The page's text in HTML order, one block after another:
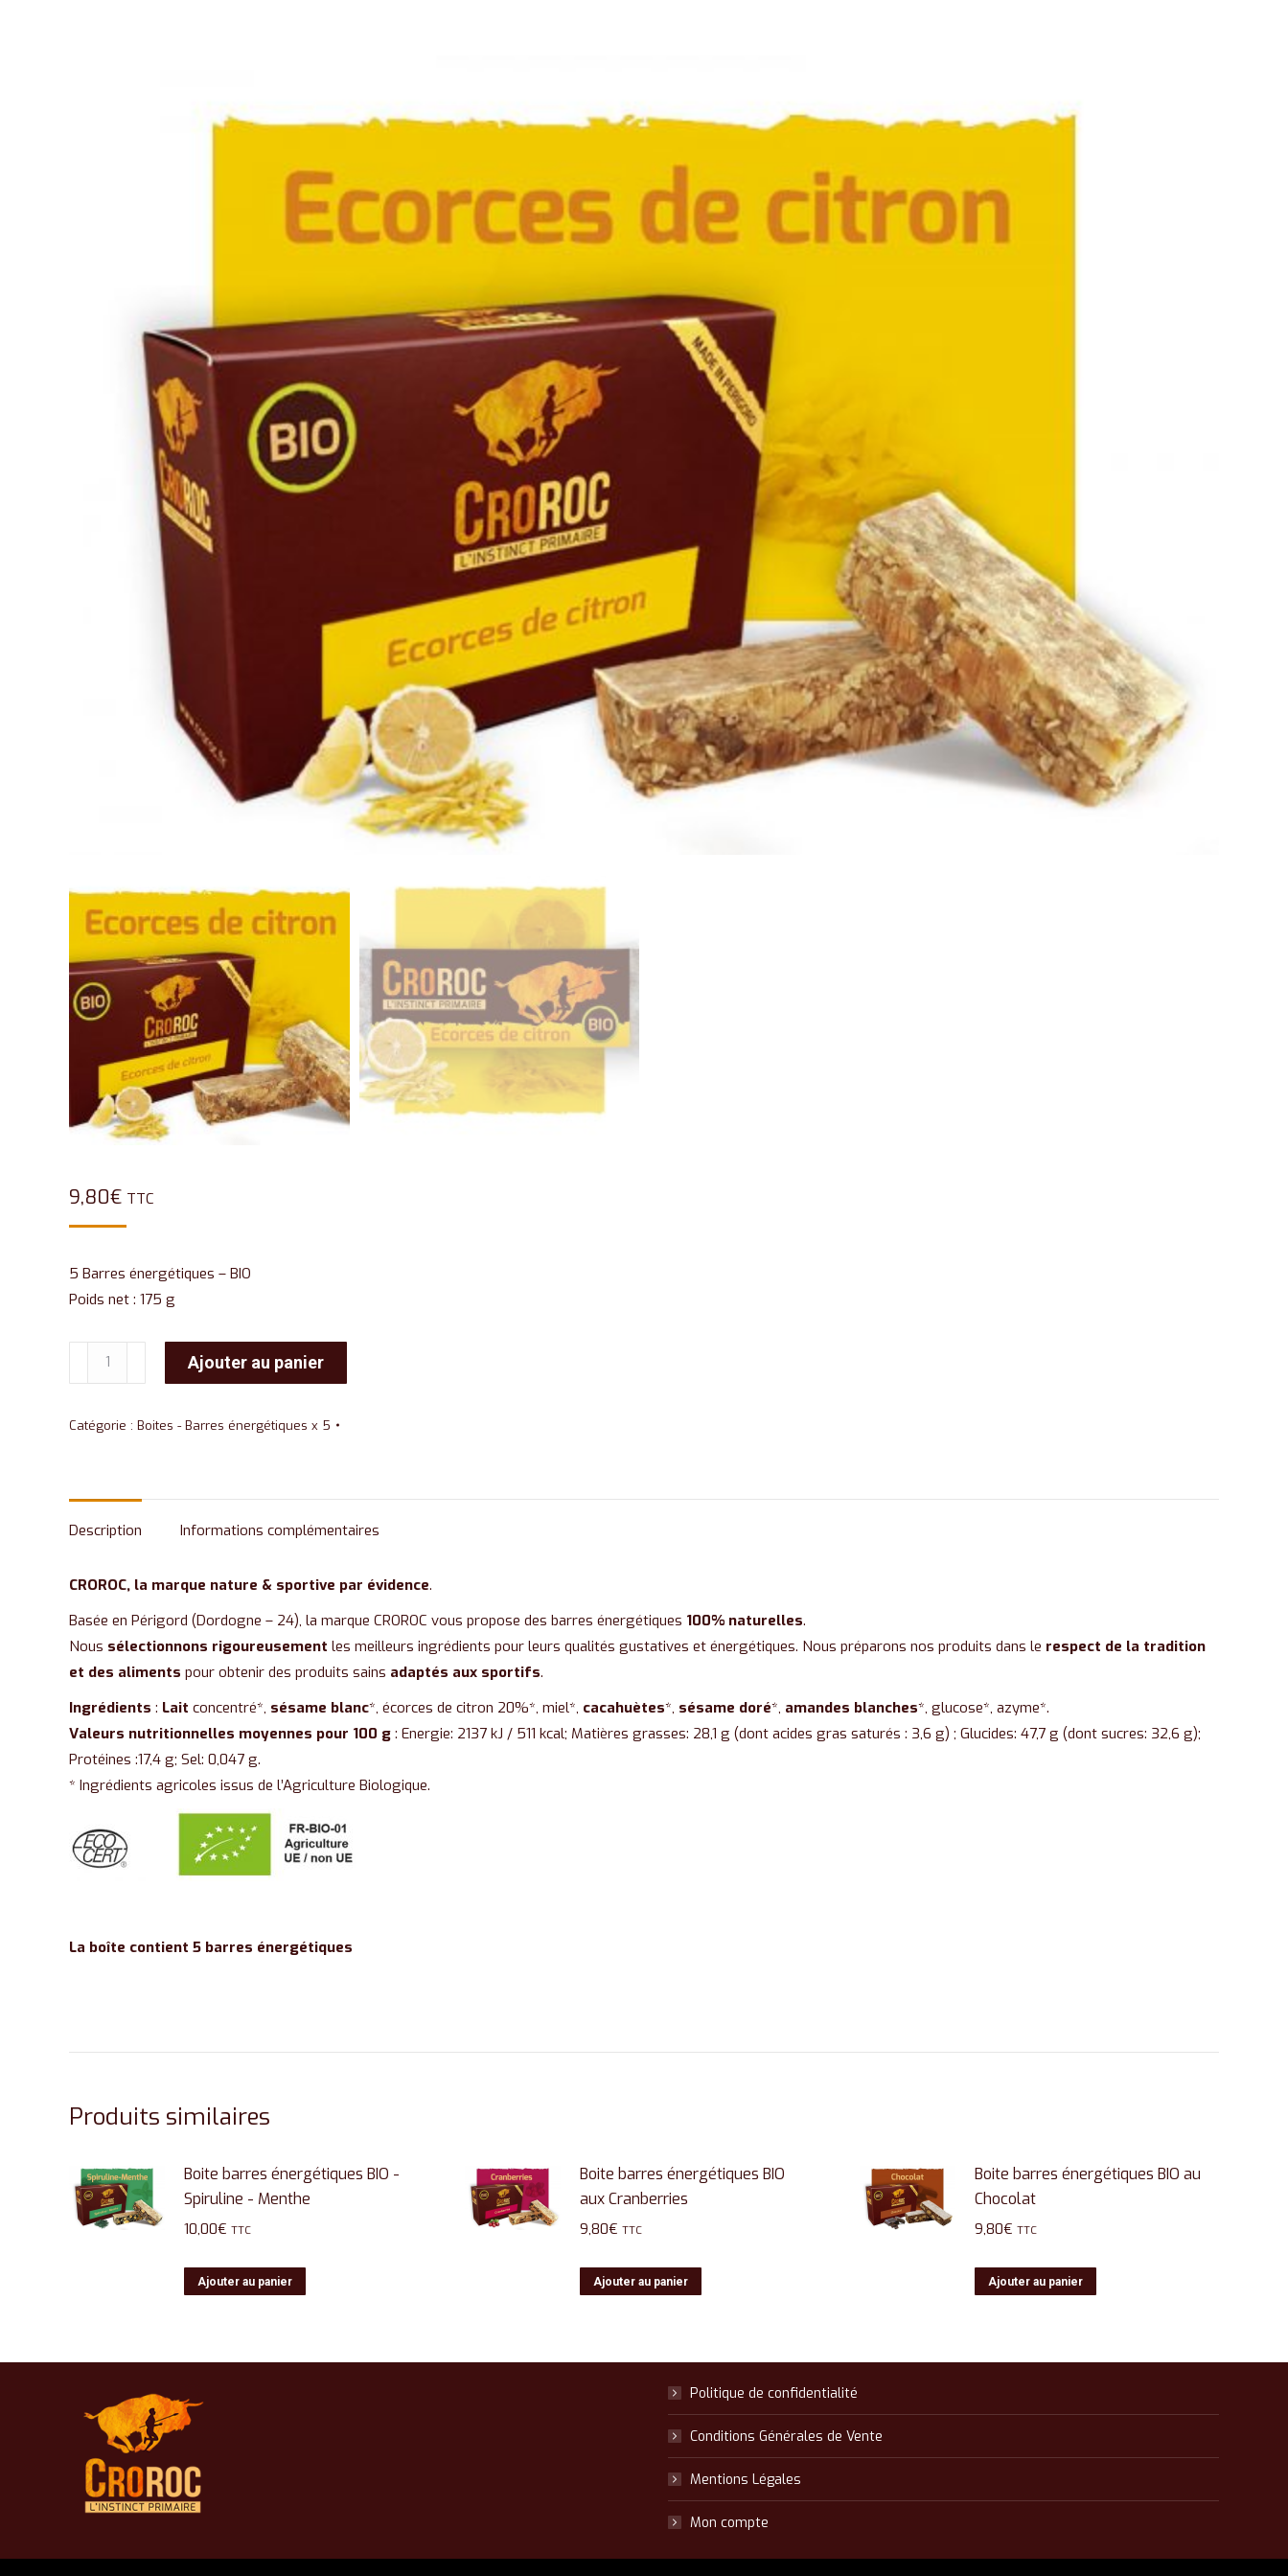
9,80€ TTC
5 Barres énergétiques – BIO
Poids net : 175 g
quantité
de
barres
aux
Écorces
citron
Ajouter au panier
Catégorie : Boites - Barres énergétiques x 5
Description Informations complémentaires
CROROC, la marque nature & sportive par évidence.
Basée en Périgord (Dordogne – 24), la marque CROROC vous propose des barres énergétiques 100% naturelles.
Nous sélectionnons rigoureusement les meilleurs ingrédients pour leurs qualités gustatives et énergétiques. Nous préparons nos produits dans le respect de la tradition
et des aliments pour obtenir des produits sains adaptés aux sportifs.
Ingrédients : Lait concentré*, sésame blanc*, écorces de citron 20%*, miel*, cacahuètes*, sésame doré*, amandes blanches*, glucose*, azyme*.
Valeurs nutritionnelles moyennes pour 100 g : Energie: 2137 kJ / 511 kcal; Matières grasses: 28,1 g (dont acides gras saturés : 3,6 g) ; Glucides: 47,7 g (dont sucres: 32,6 g);
Protéines :17,4 g; Sel: 0,047 g.
* Ingrédients agricoles issus de l’Agriculture Biologique.
La boîte contient 5 barres énergétiques
Produits similaires
Boite barres énergétiques BIO -
Spiruline - Menthe
10,00€ TTC
Ajouter au panier
Boite barres énergétiques BIO
aux Cranberries
9,80€ TTC
Ajouter au panier
Boite barres énergétiques BIO au
Chocolat
9,80€ TTC
Ajouter au panier
Politique de confidentialité
Conditions Générales de Vente
Mentions Légales
Mon compte